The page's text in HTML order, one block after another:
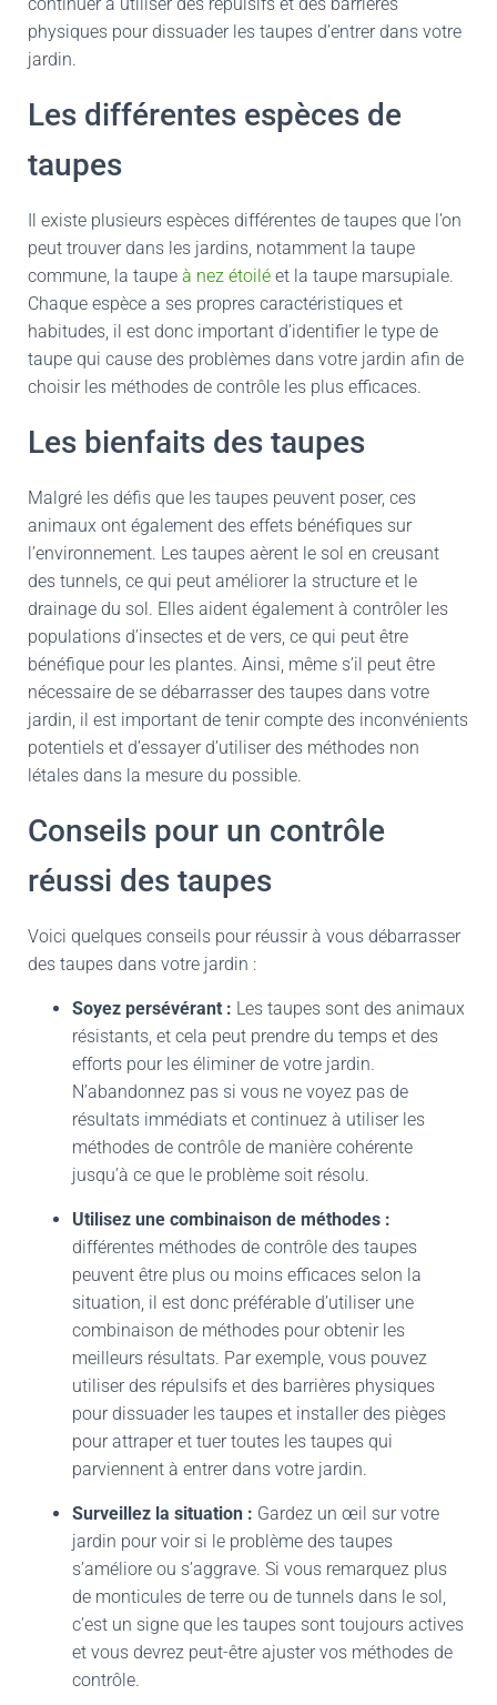
physiques pour dissuader les taupes d’entrer dans votre
jardin.
Les différentes espèces de
taupes
Il existe plusieurs espèces différentes de taupes que l’on
peut trouver dans les jardins, notamment la taupe
commune, la taupe à nez étoilé et la taupe marsupiale.
Chaque espèce a ses propres caractéristiques et
habitudes, il est donc important d’identifier le type de
taupe qui cause des problèmes dans votre jardin afin de
choisir les méthodes de contrôle les plus efficaces.
Les bienfaits des taupes
Malgré les défis que les taupes peuvent poser, ces
animaux ont également des effets bénéfiques sur
l’environnement. Les taupes aèrent le sol en creusant
des tunnels, ce qui peut améliorer la structure et le
drainage du sol. Elles aident également à contrôler les
populations d’insectes et de vers, ce qui peut être
bénéfique pour les plantes. Ainsi, même s’il peut être
nécessaire de se débarrasser des taupes dans votre
jardin, il est important de tenir compte des inconvénients
potentiels et d’essayer d’utiliser des méthodes non
létales dans la mesure du possible.
Conseils pour un contrôle
réussi des taupes
Voici quelques conseils pour réussir à vous débarrasser
des taupes dans votre jardin :
Soyez persévérant : Les taupes sont des animaux
résistants, et cela peut prendre du temps et des
efforts pour les éliminer de votre jardin.
N’abandonnez pas si vous ne voyez pas de
résultats immédiats et continuez à utiliser les
méthodes de contrôle de manière cohérente
jusqu’à ce que le problème soit résolu.
Utilisez une combinaison de méthodes :
différentes méthodes de contrôle des taupes
peuvent être plus ou moins efficaces selon la
situation, il est donc préférable d’utiliser une
combinaison de méthodes pour obtenir les
meilleurs résultats. Par exemple, vous pouvez
utiliser des répulsifs et des barrières physiques
pour dissuader les taupes et installer des pièges
pour attraper et tuer toutes les taupes qui
parviennent à entrer dans votre jardin.
Surveillez la situation : Gardez un œil sur votre
jardin pour voir si le problème des taupes
s’améliore ou s’aggrave. Si vous remarquez plus
de monticules de terre ou de tunnels dans le sol,
c’est un signe que les taupes sont toujours actives
et vous devrez peut-être ajuster vos méthodes de
contrôle.